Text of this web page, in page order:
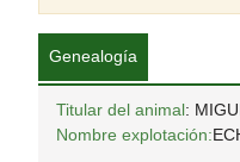
Genealogía
Titular del animal:
Nombre explotación: